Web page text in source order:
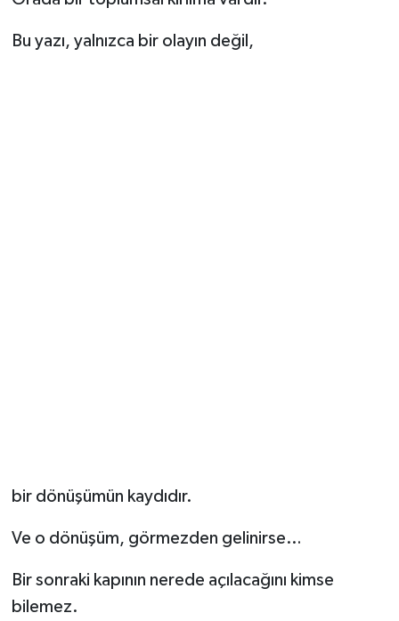
Bu yazı, yalnızca bir olayın değil,
bir dönüşümün kaydıdır.
Ve o dönüşüm, görmezden gelinirse…
Bir sonraki kapının nerede açılacağını kimse
bilemez.